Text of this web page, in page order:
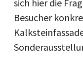
sich hier die
Besucher